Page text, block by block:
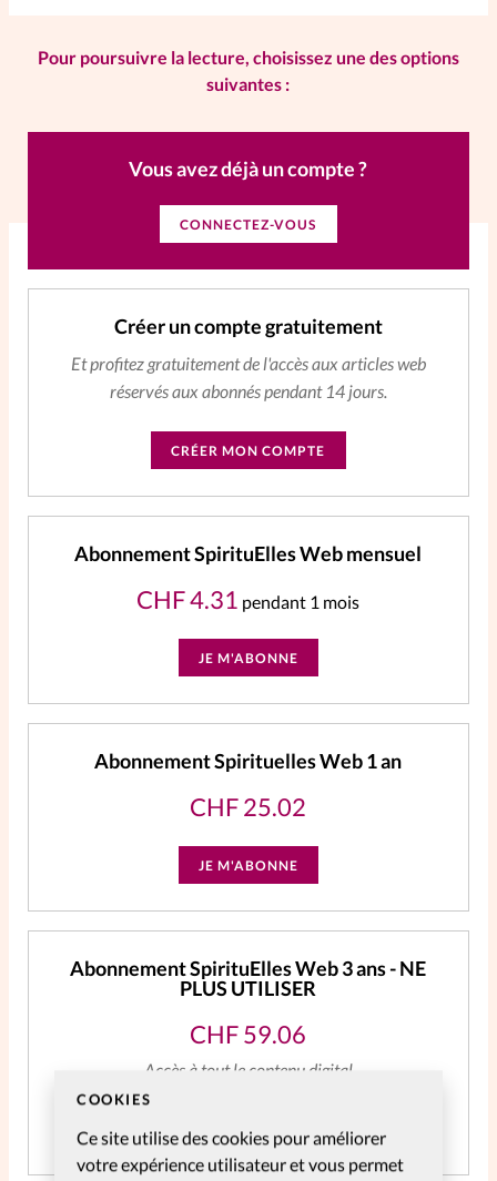
COOKIES
Ce site utilise des cookies pour améliorer
votre expérience utilisateur et vous permet
La Pause SpirituElles - toutes les
À propos
La rédaction
Mon compte
Changement d'adresse
Nous contacter
Pour poursuivre la lecture, choisissez une des options
suivantes :
Vous avez déjà un compte ?
CONNECTEZ-VOUS
Créer un compte gratuitement
Et profitez gratuitement de l'accès aux articles web
réservés aux abonnés pendant 14 jours.
CRÉER MON COMPTE
Abonnement SpirituElles Web mensuel
CHF4.31 pendant 1 mois
JE M'ABONNE
Abonnement Spirituelles Web 1 an
CHF25.02
JE M'ABONNE
Abonnement SpirituElles Web 3 ans - NE
PLUS UTILISER
CHF59.06
Accès à tout le contenu digital
JE M'ABONNE